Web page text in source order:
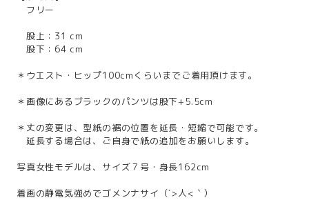
フリー
股上：31 cm
股下：64 cm
＊ウエスト・ヒップ100cmくらいまでご着用頂けます。
＊画像にあるブラックのパンツは股下+5.5cm
＊丈の変更は、型紙の裾の位置を延長・短縮で可能です。
延長する場合は、ご自身で紙の追加をお願いします。
写真女性モデルは、サイズ７号・身長162cm
着画の静電気強めでゴメンナサイ（´>人<｀）